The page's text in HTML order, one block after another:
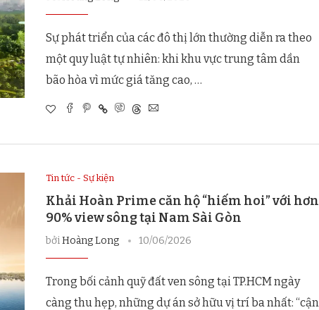
Sự phát triển của các đô thị lớn thường diễn ra theo
một quy luật tự nhiên: khi khu vực trung tâm dần
bão hòa vì mức giá tăng cao, …
Tin tức - Sự kiện
Khải Hoàn Prime căn hộ “hiếm hoi” với hơn
90% view sông tại Nam Sài Gòn
bởiHoàng Long 10/06/2026
Trong bối cảnh quỹ đất ven sông tại TP.HCM ngày
càng thu hẹp, những dự án sở hữu vị trí ba nhất: “cận